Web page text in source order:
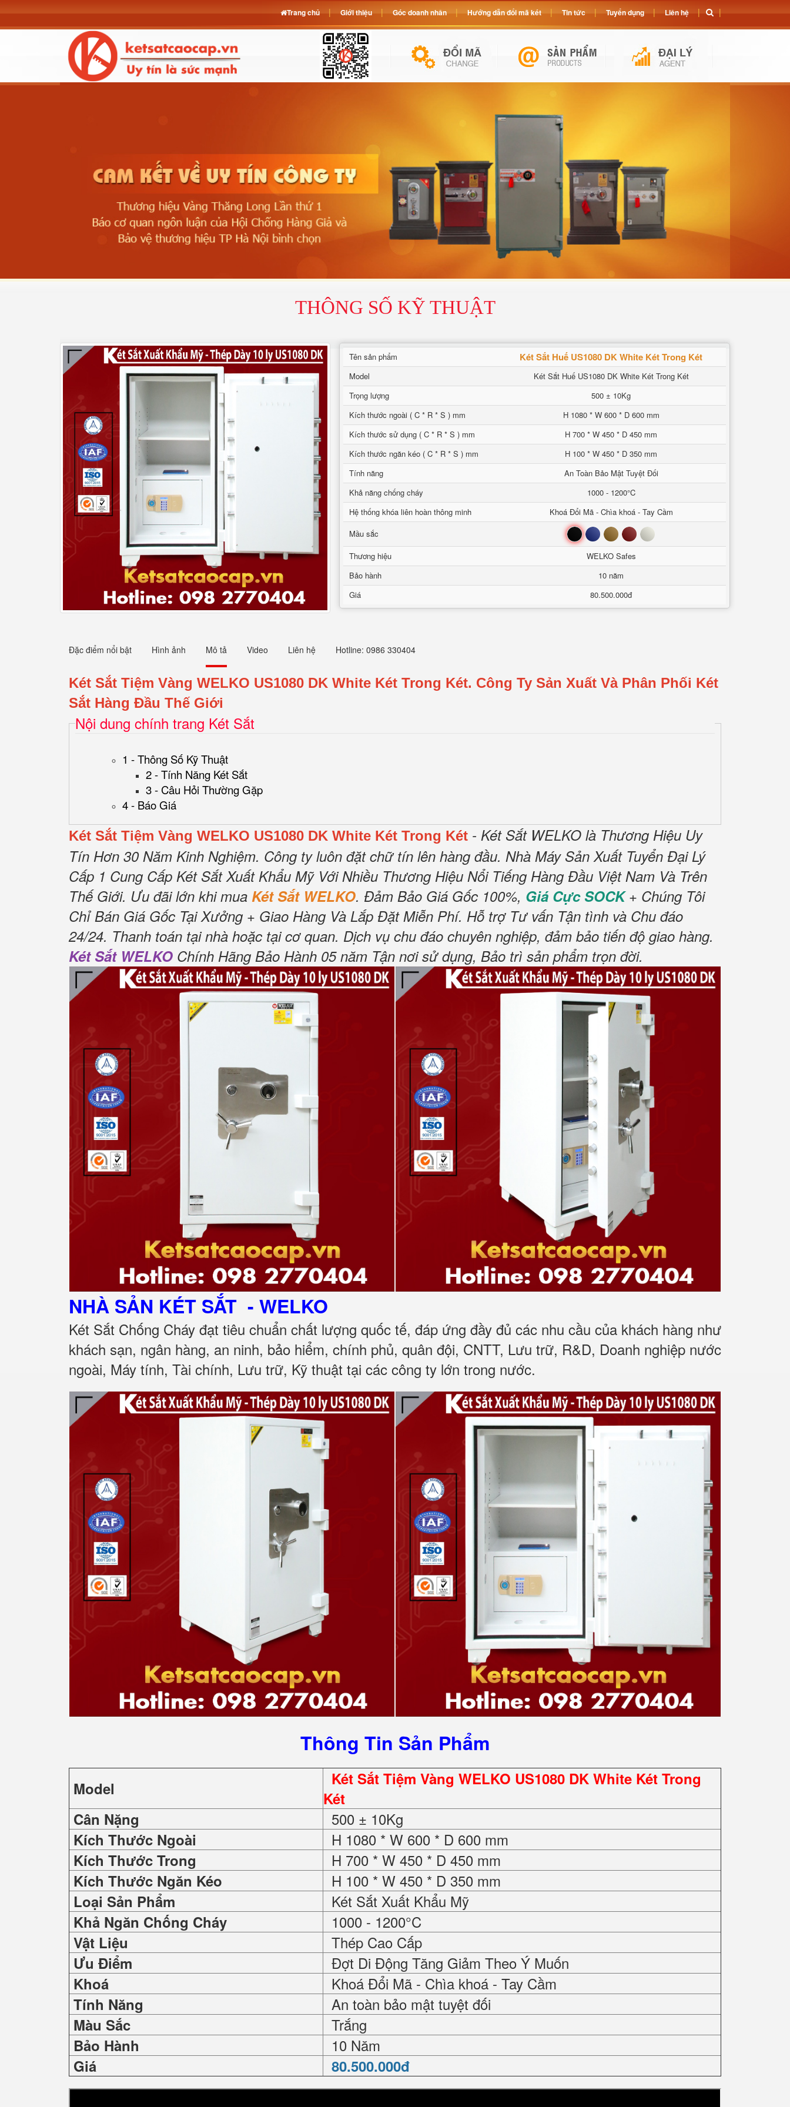
THÔNG SỐ KỸ THUẬT
Tên sản phẩm Két Sắt Huế US1080 DK White Két Trong Két
Model
Két Sắt Huế US1080 DK White Két Trong Két
Trọng lượng
500 ± 10Kg
Kích thước ngoài ( C * R * S ) mm
H 1080 * W 600 * D 600 mm
Kích thước sử dụng ( C * R * S ) mm
H 700 * W 450 * D 450 mm
Kích thước ngăn kéo ( C * R * S ) mm
H 100 * W 450 * D 350 mm
Tính năng
An Toàn Bảo Mật Tuyệt Đối
Khả năng chống cháy
1000 - 1200°C
Hệ thống khóa liên hoàn thông minh
Khoá Đổi Mã - Chìa khoá - Tay Cầm
Mầu sắc
Đen Xanh Nâu Đỏ Trắng
Thương hiệu
WELKO Safes
Bảo hành
10 năm
Giá
80.500.000đ
Đặc điểm nổi bật Hình ảnh Mô tả Video Liên hệ Hotline: 0986 330404
Két Sắt Tiệm Vàng WELKO US1080 DK White Két Trong Két. Công Ty Sản Xuất Và Phân Phối Két
Sắt Hàng Đầu Thế Giới
Nội dung chính trang Két Sắt
1 - Thông Số Kỹ Thuật
2 - Tính Năng Két Sắt
3 - Câu Hỏi Thường Gặp
4 - Báo Giá
Két Sắt Tiệm Vàng WELKO US1080 DK White Két Trong Két - Két Sắt WELKO là Thương Hiệu Uy
Tín Hơn 30 Năm Kinh Nghiệm. Công ty luôn đặt chữ tín lên hàng đầu. Nhà Máy Sản Xuất Tuyển Đại Lý
Cấp 1 Cung Cấp Két Sắt Xuất Khẩu Mỹ Với Nhiều Thương Hiệu Nổi Tiếng Hàng Đầu Việt Nam Và Trên
Thế Giới. Ưu đãi lớn khi mua Két Sắt WELKO. Đảm Bảo Giá Gốc 100%, Giá Cực SOCK+ Chúng Tôi
Chỉ Bán Giá Gốc Tại Xưởng + Giao Hàng Và Lắp Đặt Miễn Phí. Hỗ trợ Tư vấn Tận tình và Chu đáo
24/24. Thanh toán tại nhà hoặc tại cơ quan. Dịch vụ chu đáo chuyên nghiệp, đảm bảo tiến độ giao hàng.
Két Sắt WELKO Chính Hãng Bảo Hành 05 năm Tận nơi sử dụng, Bảo trì sản phẩm trọn đời.
NHÀ SẢN KÉT SẮT - WELKO
Két Sắt Chống Cháy đạt tiêu chuẩn chất lượng quốc tế, đáp ứng đầy đủ các nhu cầu của khách hàng như
khách sạn, ngân hàng, an ninh, bảo hiểm, chính phủ, quân đội, CNTT, Lưu trữ, R&D, Doanh nghiệp nước
ngoài, Máy tính, Tài chính, Lưu trữ, Kỹ thuật tại các công ty lớn trong nước.
Thông Tin Sản Phẩm
Model
Két Sắt Tiệm Vàng WELKO US1080 DK White Két Trong
Két
Cân Nặng
500 ± 10Kg
Kích Thước Ngoài H 1080 * W 600 * D 600 mm
Kích Thước Trong H 700 * W 450 * D 450 mm
Kích Thước Ngăn Kéo H 100 * W 450 * D 350 mm
Loại Sản Phẩm Két Sắt Xuất Khẩu Mỹ
Khả Ngăn Chống Cháy 1000 - 1200°C
Vật Liệu Thép Cao Cấp
Ưu Điểm Đợt Di Động Tăng Giảm Theo Ý Muốn
Khoá Khoá Đổi Mã - Chìa khoá - Tay Cầm
Tính Năng An toàn bảo mật tuyệt đối
Màu Sắc Trắng
Bảo Hành 10 Năm
Giá 80.500.000đ
Trang chủ Giới thiệu Góc doanh nhân Hướng dẫn đổi mã két Tin tức Tuyển dụng Liên hệ